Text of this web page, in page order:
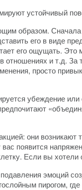
устойчивый
образом.
его в виде
его ощущать.
и т.д. За
просто
убеждение
они
появится
Если вы
эмоций
пирогом,